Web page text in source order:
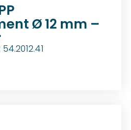
Ø 12 mm –